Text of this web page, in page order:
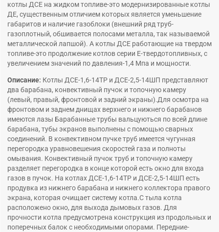
котлы ДСЕ на жидком топливе-это модернизированные котлы
ДЕ, существенным отличием которых является уменьшение
габаритов и наличие газоблоки (внешний ряд труб-
газоплотный, обшивается полосами металла, так называемой
металлической лапшой). А котлы ДСЕ работающие на твердом
топливе-это продолжение котлов серии Е-твердотопливных, с
увеличением значений по давления-1,4 Мпа и мощности.
Описание: Котлы ДСЕ-1,6-14ТР и ДСЕ-2,5-14ШП представляют
два барабана, конвективный пучок и топочную камеру
(левый, правый, фронтовой и задний экраны).Для осмотра на
фронтовом и заднем днищах верхнего и нижнего барабанов
имеются лазы Барабанные трубы вальцуються по всей длине
барабана, тубы экранов выполнены с помощью сварных
соединений. В конвективном пучке труб имеется чугунная
перегородка уравновешения скоростей газа и полноты
омывания. Конвективный пучок труб и топочную камеру
разделяет перегородка в конце которой есть окно для входа
газов в пучок. На котлах ДСЕ-1,6-14ТР и ДСЕ-2,5-14ШП есть
продувка из нижнего барабана и нижнего коллектора правого
экрана, которая очищает систему котла.С тыла котла
расположено окно, для выхода дымовых газов. Для
прочности котла предусмотрена конструкция из продольных и
поперечных балок с необходимыми опорами. Передние-